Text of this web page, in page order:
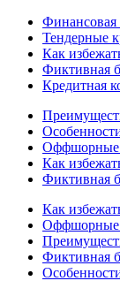
Финансовая
Тендерные
Как
Фиктивная
Кредитная
Оффшорные
Как
Фиктивная
Как
Оффшорные
Фиктивная